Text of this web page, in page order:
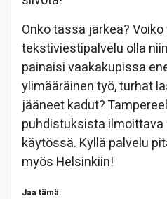
Onko tässä järkeä?
tekstiviestipalvelu olla
painaisi vaakakupissa
ylimääräinen työ, turhat
jääneet kadut?
puhdistuksista ilmoittava
käytössä. Kyllä palvelu
myös Helsinkiin!
Jaa tämä: